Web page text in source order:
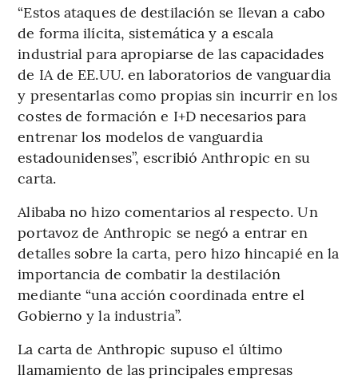
“Estos ataques de destilación se llevan a cabo
de forma ilícita, sistemática y a escala
industrial para apropiarse de las capacidades
de IA de EE.UU. en laboratorios de vanguardia
y presentarlas como propias sin incurrir en los
costes de formación e I+D necesarios para
entrenar los modelos de vanguardia
estadounidenses”, escribió Anthropic en su
carta.
Alibaba no hizo comentarios al respecto. Un
portavoz de Anthropic se negó a entrar en
detalles sobre la carta, pero hizo hincapié en la
importancia de combatir la destilación
mediante “una acción coordinada entre el
Gobierno y la industria”.
La carta de Anthropic supuso el último
llamamiento de las principales empresas